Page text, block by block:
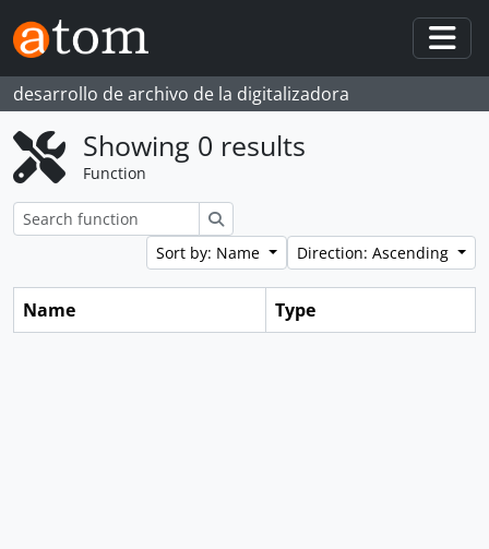
Skip to main content
desarrollo de archivo de la digitalizadora
Showing 0 results
Function
Sort by: Name
Direction: Ascending
Name Type